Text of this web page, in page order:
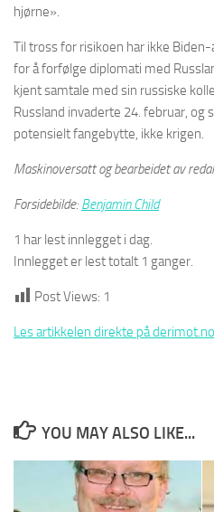
hjørne».
Til tross for risikoen har ikke
for å forfølge diplomati med
kjent samtale med sin russiske
Russland invaderte 24. februar, og
potensielt fangebytte, ikke krigen.
Maskinoversatt og bearbeidet av
Forsidebilde: Benjamin Child
1 har lest innlegget i dag.
Innlegget er lest totalt 1 ganger.
Post Views: 1
Les artikkelen direkte på derimot.no
YOU MAY ALSO LIKE...